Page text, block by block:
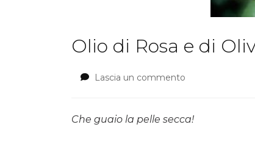
Olio di Rosa e di
Lascia un commento
Rosa
Che guaio la pelle secca!